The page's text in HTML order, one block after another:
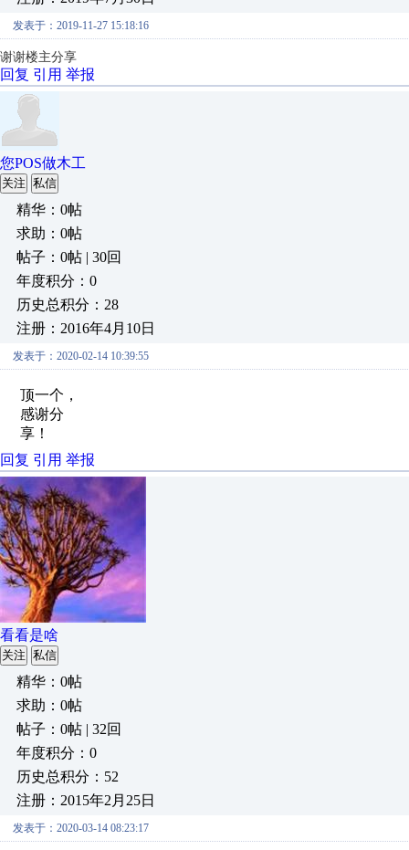
发表于：2019-11-27 15:18:16
谢谢楼主分享
回复 引用 举报
您POS做木工
关注 私信
精华：0帖
求助：0帖
帖子：0帖 | 30回
年度积分：0
历史总积分：28
注册：2016年4月10日
发表于：2020-02-14 10:39:55
顶一个，
感谢分
享！
回复 引用 举报
看看是啥
关注 私信
精华：0帖
求助：0帖
帖子：0帖 | 32回
年度积分：0
历史总积分：52
注册：2015年2月25日
发表于：2020-03-14 08:23:17